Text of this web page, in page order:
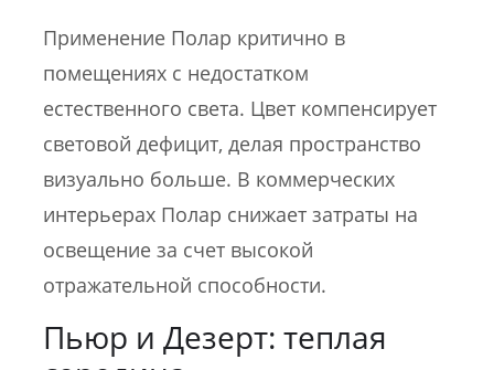
Применение Полар критично в
помещениях с недостатком
естественного света. Цвет компенсирует
световой дефицит, делая пространство
визуально больше. В коммерческих
интерьерах Полар снижает затраты на
освещение за счет высокой
отражательной способности.
Пьюр и Дезерт: теплая